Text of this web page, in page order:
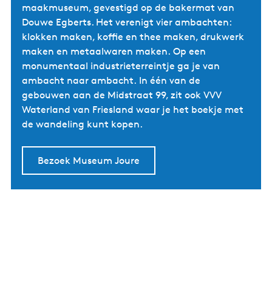
maakmuseum, gevestigd op de bakermat van
Douwe Egberts. Het verenigt vier ambachten:
klokken maken, koffie en thee maken, drukwerk
maken en metaalwaren maken. Op een
monumentaal industrieterreintje ga je van
ambacht naar ambacht. In één van de
gebouwen aan de Midstraat 99, zit ook VVV
Waterland van Friesland waar je het boekje met
de wandeling kunt kopen.
Bezoek Museum Joure